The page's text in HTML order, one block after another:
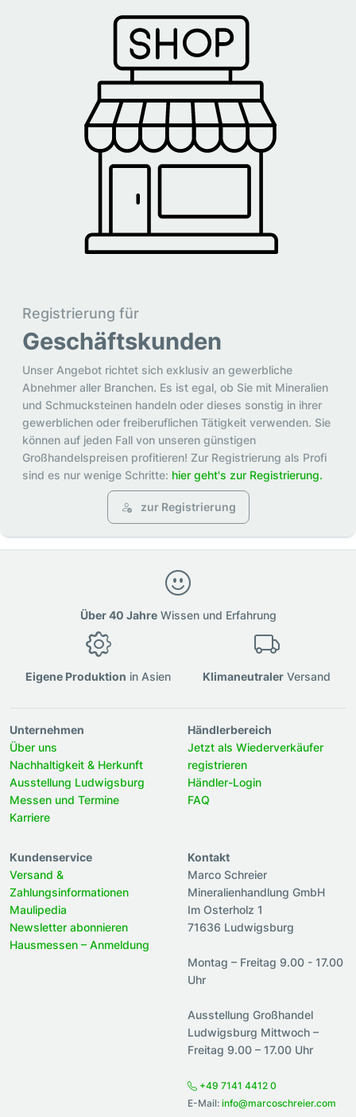
Registrierung für
Geschäftskunden
Unser Angebot richtet sich exklusiv an gewerbliche
Abnehmer aller Branchen. Es ist egal, ob Sie mit Mineralien
und Schmucksteinen handeln oder dieses sonstig in ihrer
gewerblichen oder freiberuflichen Tätigkeit verwenden. Sie
können auf jeden Fall von unseren günstigen
Großhandelspreisen profitieren! Zur Registrierung als Profi
sind es nur wenige Schritte: hier geht's zur Registrierung.
zur Registrierung
Über 40 JahreWissen und Erfahrung
Eigene Produktion in Asien Klimaneutraler Versand
Unternehmen
Über uns
Nachhaltigkeit & Herkunft
Ausstellung Ludwigsburg
Messen und Termine
Karriere
Händlerbereich
Jetzt als Wiederverkäufer
registrieren
Händler-Login
FAQ
Kundenservice
Versand &
Zahlungsinformationen
Maulipedia
Newsletter abonnieren
Hausmessen – Anmeldung
Kontakt
Marco Schreier
Mineralienhandlung GmbH
Im Osterholz 1
71636 Ludwigsburg
Montag – Freitag 9.00 - 17.00
Uhr
Ausstellung Großhandel
Ludwigsburg Mittwoch –
Freitag 9.00 – 17.00 Uhr
+49 7141 4412 0
E-Mail: info@marcoschreier.com